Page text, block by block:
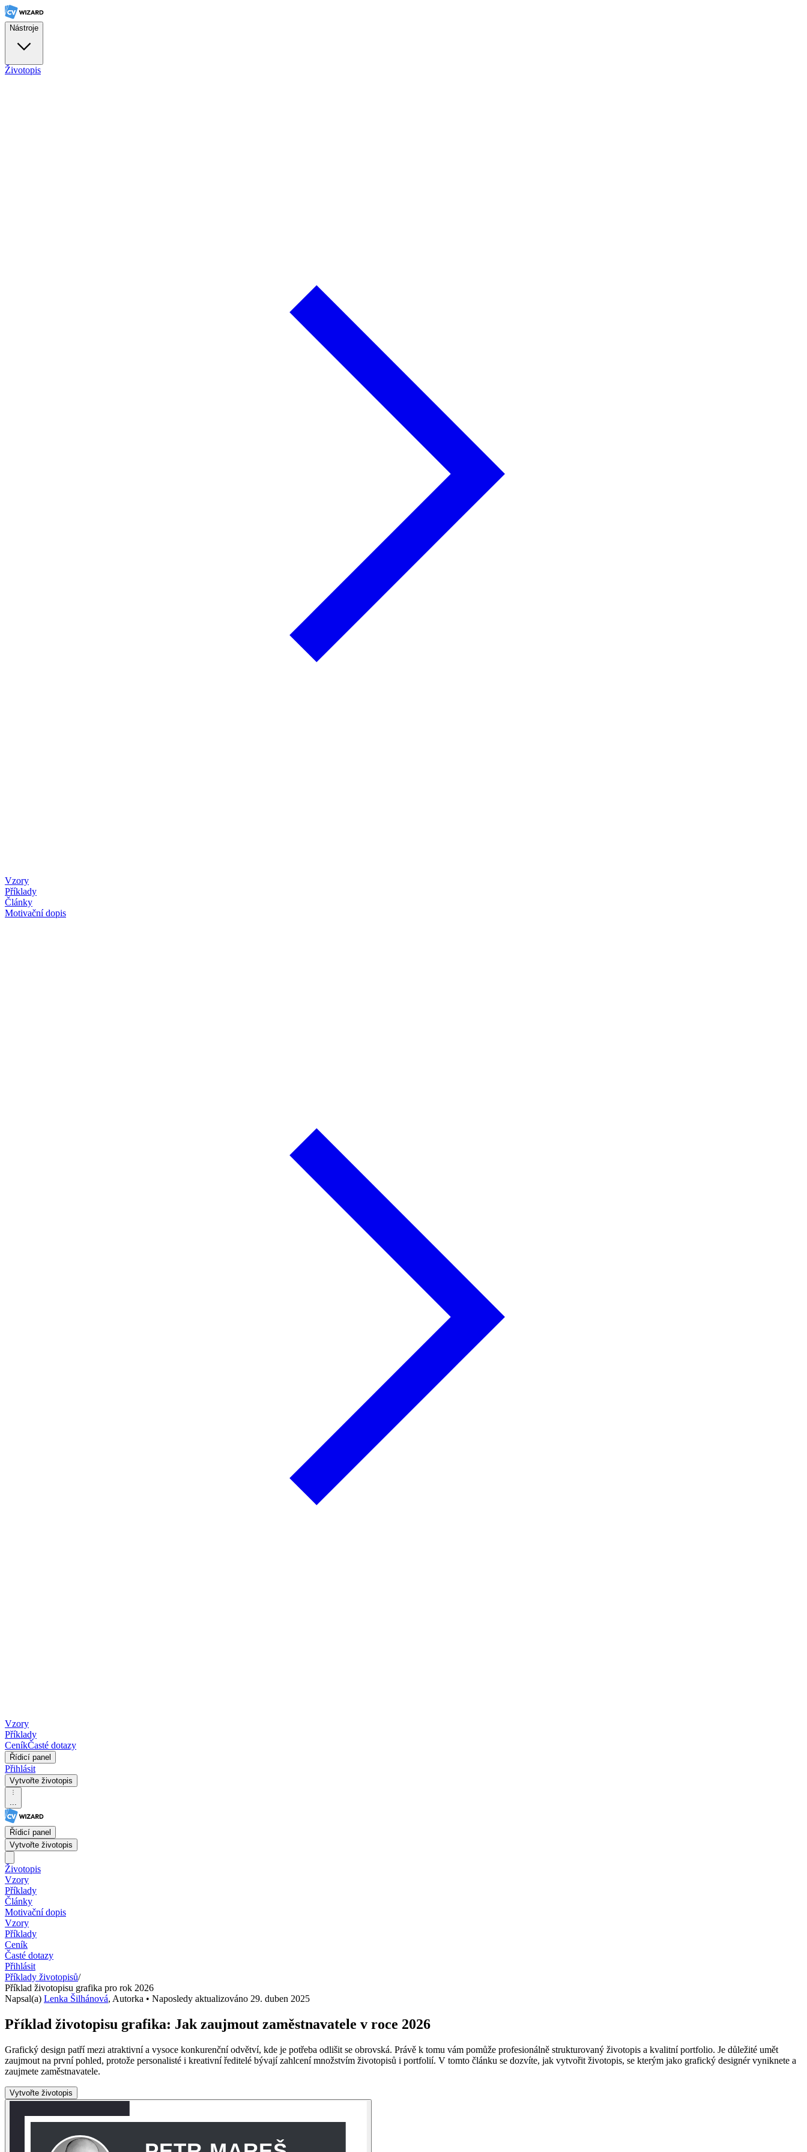
Nástroje
Životopis
Vzory
Příklady
Články
Motivační dopis
Vzory
Příklady
CeníkČasté dotazy
Řídicí panel
Přihlásit
Vytvořte životopis
...
Řídicí panel
Vytvořte životopis
Životopis
Vzory
Příklady
Články
Motivační dopis
Vzory
Příklady
Ceník
Časté dotazy
Přihlásit
Příklady životopisů/
Příklad životopisu grafika pro rok 2026
Napsal(a) Lenka Šilhánová, Autorka • Naposledy aktualizováno 29. duben 2025
Příklad životopisu grafika: Jak zaujmout zaměstnavatele v roce 2026
Grafický design patří mezi atraktivní a vysoce konkurenční odvětví, kde je potřeba odlišit se obrovská. Právě k tomu vám pomůže profesionálně strukturovaný životopis a kvalitní portfolio. Je důležité umět
zaujmout na první pohled, protože personalisté i kreativní ředitelé bývají zahlcení množstvím životopisů i portfolií. V tomto článku se dozvíte, jak vytvořit životopis, se kterým jako grafický designér vyniknete a
zaujmete zaměstnavatele.
Vytvořte životopis